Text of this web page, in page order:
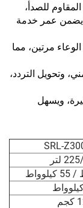
للصدأ،
يضمن عمر خدمة
مرتين، مما
وتحويل التردد،
ويسهل
SRL-
لتر